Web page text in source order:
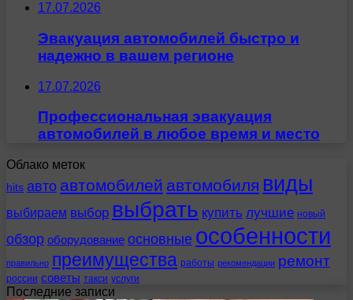
17.07.2026
Эвакуация автомобилей быстро и
надежно в вашем регионе
17.07.2026
Профессиональная эвакуация
автомобилей в любое время и место
Облако меток
hits авто автомобилей автомобиля виды
выбираем выбор выбрать купить лучшие новый
обзор оборудование основные особенности
правильно преимущества работы рекомендации ремонт
россии советы такси услуги
Последние записи